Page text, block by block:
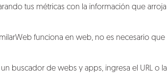
tus métricas con la información que arroja
funciona en web, no es necesario que
buscador de webs y apps, ingresa el URL o la